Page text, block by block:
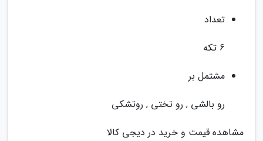
تعداد
6 تکه
مشتمل بر
رو بالشی , رو تختی , روتشکی
مشاهده قیمت و خرید در دیجی کالا